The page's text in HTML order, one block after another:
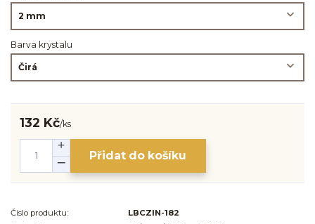
Barva krystalu
132 Kč/ks
Přidat do košíku
Číslo produktu:
LBCZIN-182